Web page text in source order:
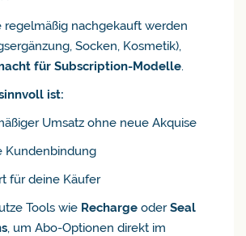
regelmäßig nachgekauft werden
Socken, Kosmetik),
für Subscription-Modelle.
ist:
Umsatz ohne neue Akquise
Kundenbindung
für deine Käufer
Tools wie Recharge oderSeal
, um Abo-Optionen direkt im